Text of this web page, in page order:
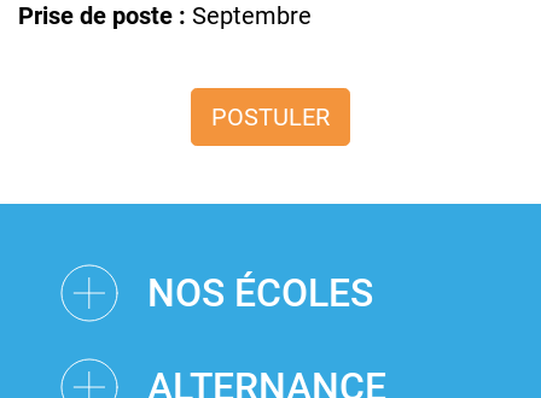
Prise de poste : Septembre
POSTULER
NOS ÉCOLES
ALTERNANCE